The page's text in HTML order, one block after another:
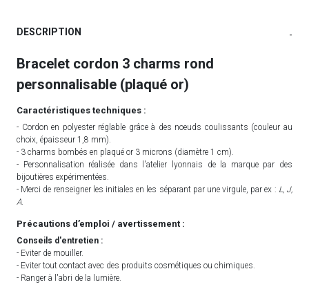
DESCRIPTION -
Bracelet cordon 3 charms rond
personnalisable (plaqué or)
Caractéristiques techniques :
- Cordon en polyester réglable grâce à des noeuds coulissants (couleur au
choix, épaisseur 1,8 mm).
- 3 charms bombés en plaqué or 3 microns (diamètre 1 cm).
- Personnalisation réalisée dans l'atelier lyonnais de la marque par des
bijoutières expérimentées.
- Merci de renseigner les initiales en les séparant par une virgule, par ex : L, J,
A.
Précautions d’emploi / avertissement :
Conseils d'entretien :
- Eviter de mouiller.
- Eviter tout contact avec des produits cosmétiques ou chimiques.
- Ranger à l'abri de la lumière.